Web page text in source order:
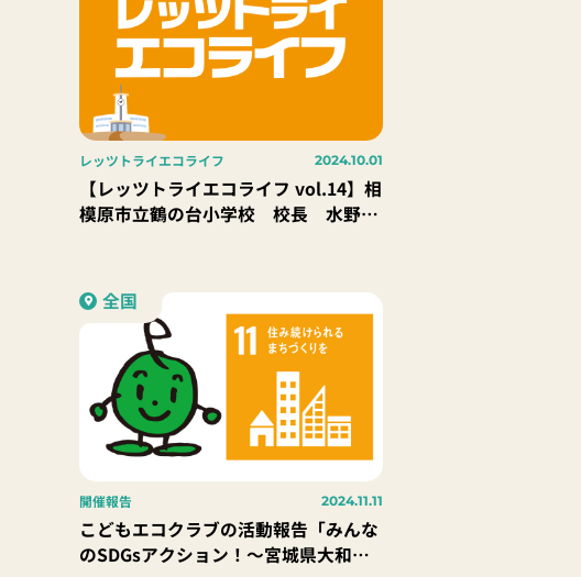
レッツトライエコライフ 2024.10.01
【レッツトライエコライフ vol.14】相
模原市立鶴の台小学校 校長 水野
全国
開催報告 2024.11.11
こどもエコクラブの活動報告「みんな
のSDGsアクション！～宮城県大和